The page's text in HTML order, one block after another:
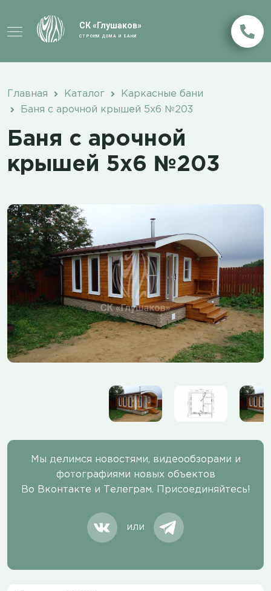
СК «Глушаков»
СТРОИМ ДОМА И БАНИ
Главная Каталог
Каркасные бани
Баня с арочной крышей 5х6 №203
Баня с арочной
крышей 5х6 №203
Мы делимся новостями, видеообзорами и
фотографиями новых объектов
Во Вконтакте и Телеграм. Присоединяйтесь!
или